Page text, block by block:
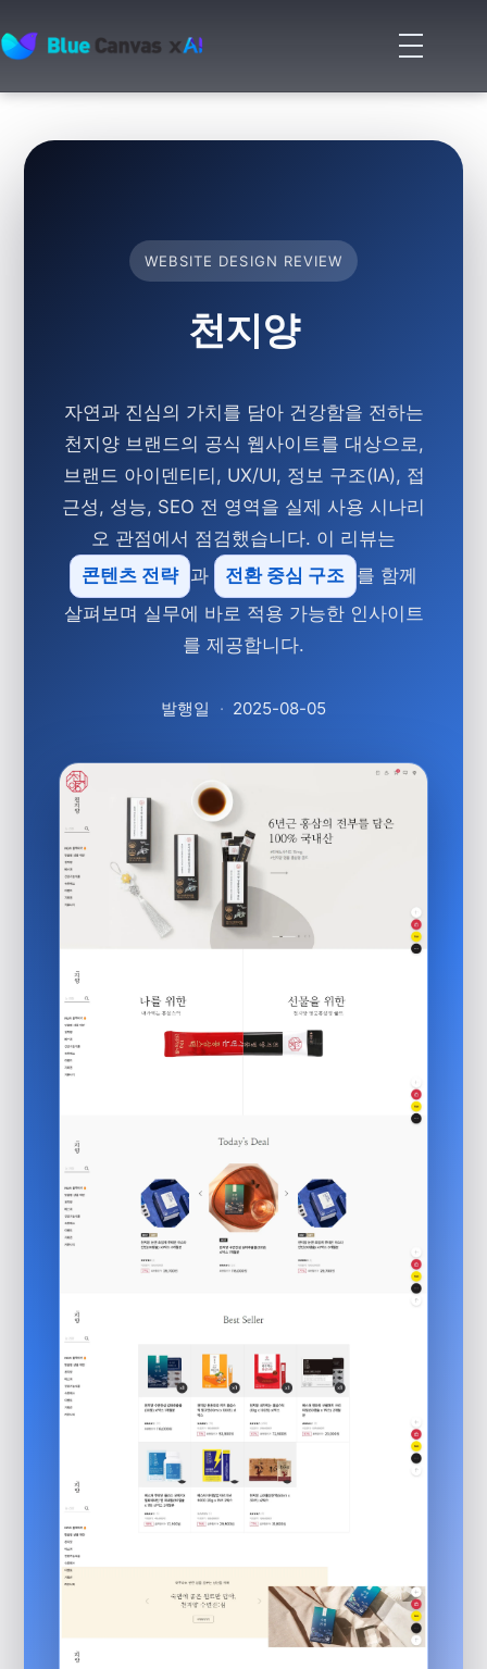
BLUECANVAS
메
뉴
기
WEBSITE DESIGN REVIEW
천지양
자연과 진심의 가치를 담아 건강함을 전하는
천지양 브랜드의 공식 웹사이트를 대상으로,
브랜드 아이덴티티, UX/UI, 정보 구조(IA), 접
근성, 성능, SEO 전 영역을 실제 사용 시나리
오 관점에서 점검했습니다. 이 리뷰는
콘텐츠 전략
과 전환 중심 구조 를 함께
살펴보며 실무에 바로 적용 가능한 인사이트
를 제공합니다.
발행일 · 2025-08-05